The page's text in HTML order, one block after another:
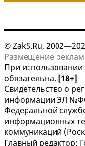
© ZakS.Ru,
Размещение
При использовании
обязательна. [18+]
Свидетельство о
информации ЭЛ
Федеральной
информационных
коммуникаций
Главный редактор: